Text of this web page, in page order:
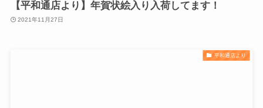
【平和通店より】年賀状絵入り入荷してます！
2021年11月27日
平和通店より